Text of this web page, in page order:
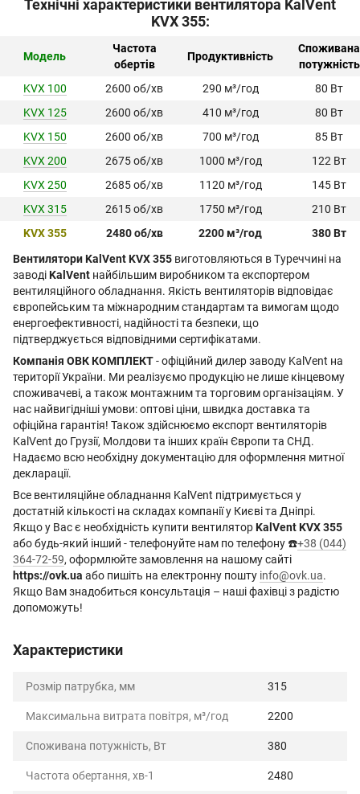
Технічні характеристики вентилятора KalVent
KVX 355:
Модель
Частота
обертів
Продуктивність
Споживана
потужність
KVX 100
2600 об/хв 290 м³/год
80 Вт
KVX 125
2600 об/хв 410 м³/год
80 Вт
KVX 150
2600 об/хв 700 м³/год
85 Вт
KVX 200
2675 об/хв 1000 м³/год
122 Вт
KVX 250
2685 об/хв 1120 м³/год
145 Вт
KVX 315
2615 об/хв 1750 м³/год
210 Вт
KVX 355
2480 об/хв 2200 м³/год
380 Вт
Вентилятори KalVent KVX 355 виготовляються в Туреччині на
заводіKalVent найбільшим виробником та експортером
вентиляційного обладнання. Якість вентиляторів відповідає
європейським та міжнародним стандартам та вимогам щодо
енергоефективності, надійності та безпеки, що
підтверджується відповідними сертифікатами.
Компанія ОВК КОМПЛЕКТ- офіційний дилер заводу KalVent на
території України. Ми реалізуємо продукцію не лише кінцевому
споживачеві, а також монтажним та торговим організаціям. У
нас найвигідніші умови: оптові ціни, швидка доставка та
офіційна гарантія! Також здійснюємо експорт вентиляторів
KalVent до Грузії, Молдови та інших країн Європи та СНД.
Надаємо всю необхідну документацію для оформлення митної
декларації.
Все вентиляційне обладнання KalVent підтримується у
достатній кількості на складах компанії у Києві та Дніпрі.
Якщо у Вас є необхідність купити вентиляторKalVent KVX 355
або будь-який інший - телефонуйте нам по телефону ☎️+38 (044)
364-72-59, оформлюйте замовлення на нашому сайті
https://ovk.ua або пишіть на електронну пошту info@ovk.ua.
Якщо Вам знадобиться консультація – наші фахівці з радістю
допоможуть!
Характеристики
Розмір патрубка, мм 315
Максимальна витрата повітря, м³/год 2200
Споживана потужність, Вт 380
Частота обертання, хв-1 2480